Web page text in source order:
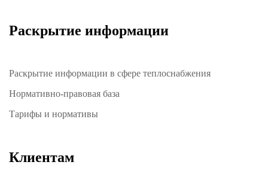
Раскрытие информации
Раскрытие информации в сфере теплоснабжения
Нормативно-правовая база
Тарифы и нормативы
Клиентам